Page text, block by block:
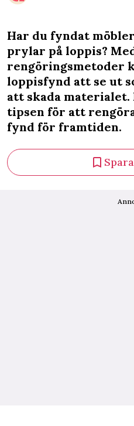
Har du fyndat
prylar på loppis?
rengöringsmetoder
loppisfynd att se ut
att skada materialet.
tipsen för att
fynd för framtiden.